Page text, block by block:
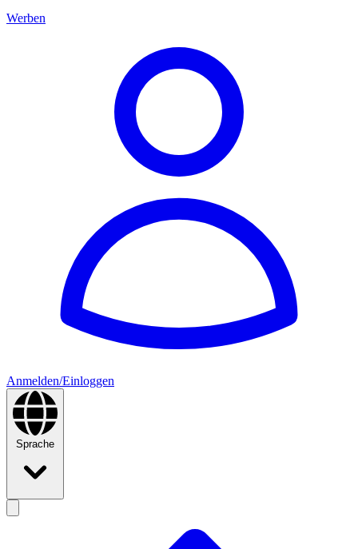
Werben
Anmelden/Einloggen
Sprache